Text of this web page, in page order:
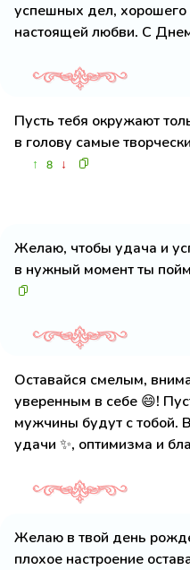
успешных дел,
настоящей любви. С
Пусть тебя окружают
в голову самые
↑ 8 ↓
Желаю, чтобы удача и
в нужный момент ты
Оставайся смелым,
уверенным в себе 😄!
мужчины будут с тобой.
удачи ✨, оптимизма и
Желаю в твой день
плохое настроение